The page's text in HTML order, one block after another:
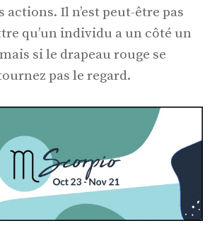
actions. Il n’est peut-être pas
qu’un individu a un côté un
si le drapeau rouge se
pas le regard.